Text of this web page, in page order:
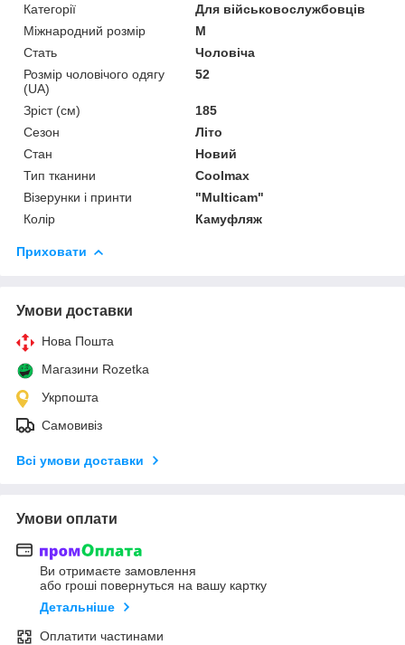
Категорії
Для військовослужбовців
Міжнародний розмір
M
Стать
Чоловіча
Розмір чоловічого одягу
(UA)
52
Зріст (см)
185
Сезон
Літо
Стан
Новий
Тип тканини
Coolmax
Візерунки і принти
"Multicam"
Колір
Камуфляж
Приховати
Умови доставки
Нова Пошта
Магазини Rozetka
Укрпошта
Самовивіз
Всі умови доставки
Умови оплати
Ви отримаєте замовлення
або гроші повернуться на вашу картку
Детальніше
Оплатити частинами